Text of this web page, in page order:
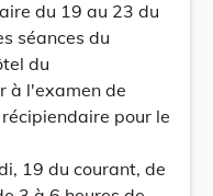
du 19 au 23 du
séances du
du
à l'examen de
pour le
19 du courant, de